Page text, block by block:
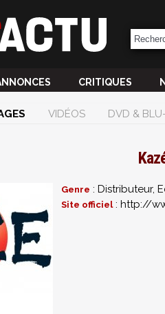
CRITIQUES
VIDÉOS DVD &
Genre : Distributeur,
Site officiel: http://